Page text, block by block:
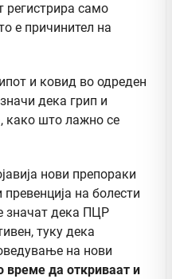
регистрира само
е причинител на
и ковид во одреден
дека грип и
како што лажно се
нови препораки
на болести
значат дека ПЦР
туку дека
на нови
време да откриваат и